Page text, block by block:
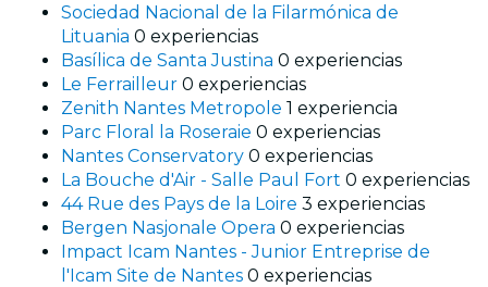
Sociedad Nacional de la Filarmónica de
Lituania 0 experiencias
Basílica de Santa Justina 0 experiencias
Le Ferrailleur 0 experiencias
Zenith Nantes Metropole 1 experiencia
Parc Floral la Roseraie 0 experiencias
Nantes Conservatory 0 experiencias
La Bouche d'Air - Salle Paul Fort 0 experiencias
44 Rue des Pays de la Loire 3 experiencias
Bergen Nasjonale Opera 0 experiencias
Impact Icam Nantes - Junior Entreprise de
l'Icam Site de Nantes 0 experiencias